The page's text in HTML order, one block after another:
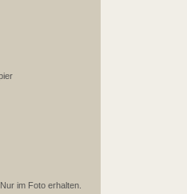
im Foto erhalten.